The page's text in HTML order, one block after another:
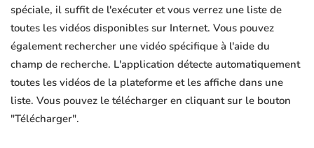
spéciale, il suffit de l'exécuter et vous verrez une liste de
toutes les vidéos disponibles sur Internet. Vous pouvez
également rechercher une vidéo spécifique à l'aide du
champ de recherche. L'application détecte automatiquement
toutes les vidéos de la plateforme et les affiche dans une
liste. Vous pouvez le télécharger en cliquant sur le bouton
"Télécharger".